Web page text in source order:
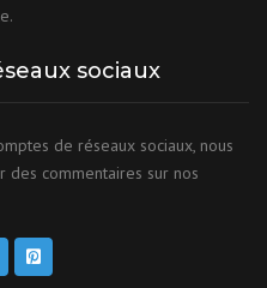
sociaux
de réseaux sociaux, nous
des commentaires sur nos